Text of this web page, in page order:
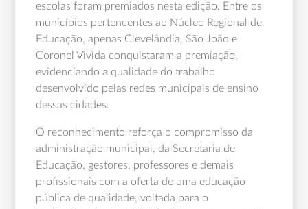
escolas foram premiados nesta edição. Entre os
municípios pertencentes ao Núcleo Regional de
Educação, apenas Clevelândia, São João e
Coronel Vivida conquistaram a premiação,
evidenciando a qualidade do trabalho
desenvolvido pelas redes municipais de ensino
dessas cidades.
O reconhecimento reforça o compromisso da
administração municipal, da Secretaria de
Educação, gestores, professores e demais
profissionais com a oferta de uma educação
pública de qualidade, voltada para o